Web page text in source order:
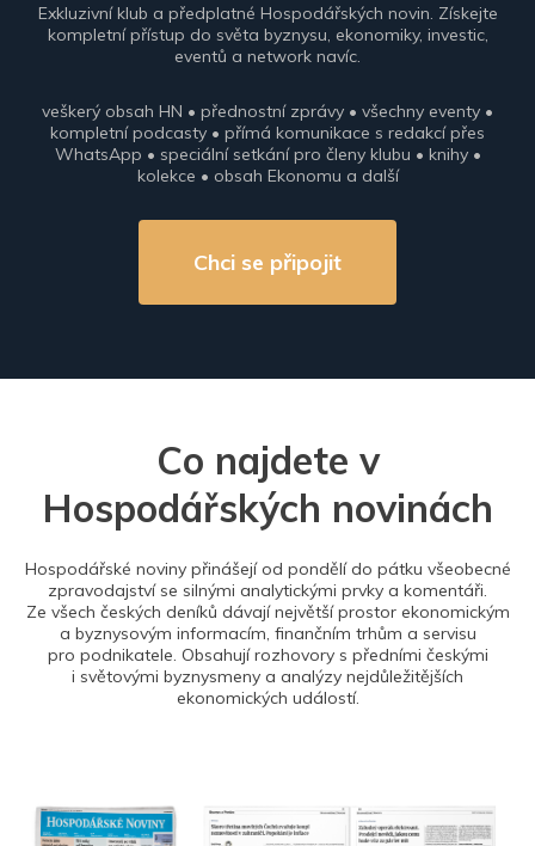
Exkluzivní klub a předplatné Hospodářských novin. Získejte
kompletní přístup do světa byznysu, ekonomiky, investic,
eventů a network navíc.
veškerý obsah HN • přednostní zprávy • všechny eventy •
kompletní podcasty • přímá komunikace s redakcí přes
WhatsApp • speciální setkání pro členy klubu • knihy •
kolekce • obsah Ekonomu a další
Chci se připojit
Co najdete v
Hospodářských novinách
Hospodářské noviny přinášejí od pondělí do pátku všeobecné
zpravodajství se silnými analytickými prvky a komentáři.
Ze všech českých deníků dávají největší prostor ekonomickým
a byznysovým informacím, finančním trhům a servisu
pro podnikatele. Obsahují rozhovory s předními českými
i světovými byznysmeny a analýzy nejdůležitějších
ekonomických událostí.